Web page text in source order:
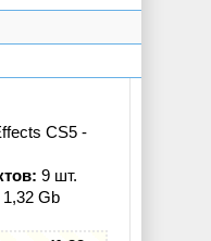
CS5 -
9 шт.
1,32 Gb